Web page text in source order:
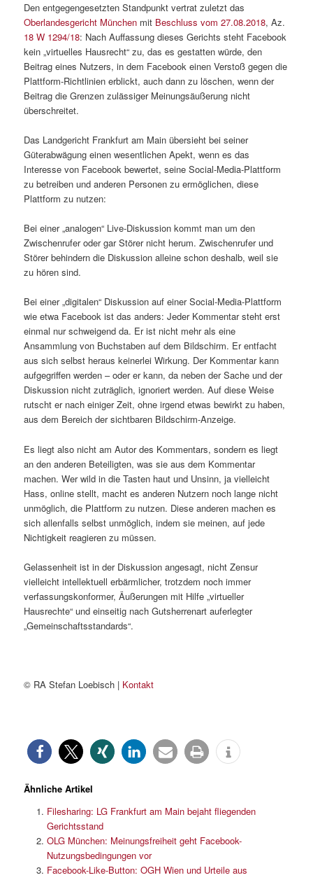
Den entgegengesetzten Standpunkt vertrat zuletzt das
Oberlandesgericht München mit Beschluss vom 27.08.2018, Az.
18 W 1294/18: Nach Auffassung dieses Gerichts steht Facebook
kein „virtuelles Hausrecht“ zu, das es gestatten würde, den
Beitrag eines Nutzers, in dem Facebook einen Verstoß gegen die
Plattform-Richtlinien erblickt, auch dann zu löschen, wenn der
Beitrag die Grenzen zulässiger Meinungsäußerung nicht
überschreitet.
Das Landgericht Frankfurt am Main übersieht bei seiner
Güterabwägung einen wesentlichen Apekt, wenn es das
Interesse von Facebook bewertet, seine Social-Media-Plattform
zu betreiben und anderen Personen zu ermöglichen, diese
Plattform zu nutzen:
Bei einer „analogen“ Live-Diskussion kommt man um den
Zwischenrufer oder gar Störer nicht herum. Zwischenrufer und
Störer behindern die Diskussion alleine schon deshalb, weil sie
zu hören sind.
Bei einer „digitalen“ Diskussion auf einer Social-Media-Plattform
wie etwa Facebook ist das anders: Jeder Kommentar steht erst
einmal nur schweigend da. Er ist nicht mehr als eine
Ansammlung von Buchstaben auf dem Bildschirm. Er entfacht
aus sich selbst heraus keinerlei Wirkung. Der Kommentar kann
aufgegriffen werden – oder er kann, da neben der Sache und der
Diskussion nicht zuträglich, ignoriert werden. Auf diese Weise
rutscht er nach einiger Zeit, ohne irgend etwas bewirkt zu haben,
aus dem Bereich der sichtbaren Bildschirm-Anzeige.
Es liegt also nicht am Autor des Kommentars, sondern es liegt
an den anderen Beteiligten, was sie aus dem Kommentar
machen. Wer wild in die Tasten haut und Unsinn, ja vielleicht
Hass, online stellt, macht es anderen Nutzern noch lange nicht
unmöglich, die Plattform zu nutzen. Diese anderen machen es
sich allenfalls selbst unmöglich, indem sie meinen, auf jede
Nichtigkeit reagieren zu müssen.
Gelassenheit ist in der Diskussion angesagt, nicht Zensur
vielleicht intellektuell erbärmlicher, trotzdem noch immer
verfassungskonformer, Äußerungen mit Hilfe „virtueller
Hausrechte“ und einseitig nach Gutsherrenart auferlegter
„Gemeinschaftsstandards“.
© RA Stefan Loebisch | Kontakt
Ähnliche Artikel
Filesharing: LG Frankfurt am Main bejaht fliegenden
Gerichtsstand
OLG München: Meinungsfreiheit geht Facebook-
Nutzungsbedingungen vor
Facebook-Like-Button: OGH Wien und Urteile aus